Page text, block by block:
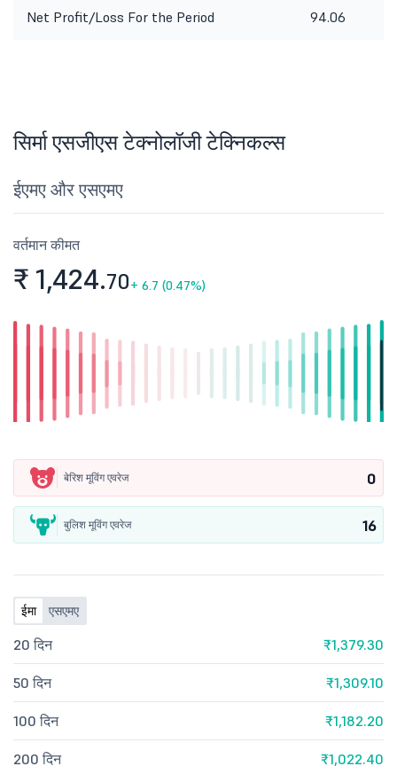
Net Profit/Loss For the Period 94.06
सिर्मा एसजीएस टेक्नोलॉजी टेक्निकल्स
ईएमए और एसएमए
वर्तमान कीमत
₹ 1,424.70+ 6.7 (0.47%)
बेरिश मूविंग एवरेज 0
बुलिश मूविंग एवरेज 16
ईमा एसएमए
20 दिन ₹1,379.30
50 दिन ₹1,309.10
100 दिन ₹1,182.20
200 दिन ₹1,022.40